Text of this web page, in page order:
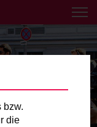
Nähe aus!
und
bzw.
die